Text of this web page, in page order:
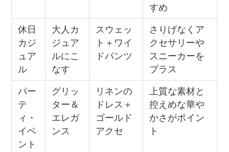
すめ
休日
カジ
ュア
ル
大人カ
ジュア
ルにこ
なす
スウェッ
ト＋ワイ
ドパンツ
さりげなくア
クセサリーや
スニーカーを
プラス
パー
テ
ィ・
イベ
ント
グリッ
ター＆
エレガ
ンス
リネンの
ドレス＋
ゴールド
アクセ
上質な素材と
控えめな華や
かさがポイン
ト